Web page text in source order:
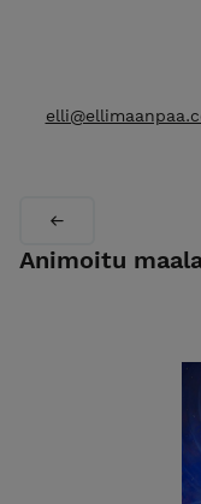
Animoitu